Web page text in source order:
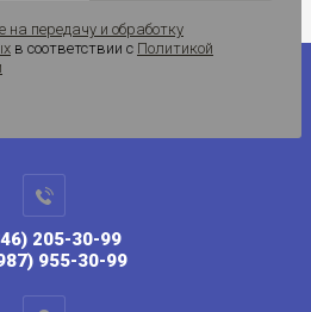
на передачу и обработку
в соответствии с Политикой
205-30-99
955-30-99